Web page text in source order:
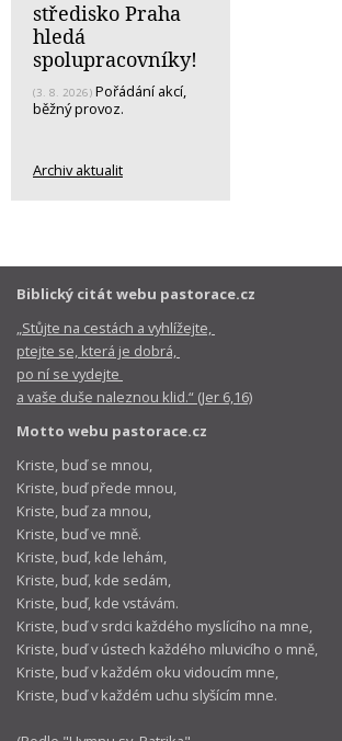
středisko Praha
hledá
spolupracovníky!
(3. 8. 2026) Pořádání akcí,
běžný provoz.
Archiv aktualit
Biblický citát webu pastorace.cz
„Stůjte na cestách a vyhlížejte,
ptejte se, která je dobrá,
po ní se vydejte
a vaše duše naleznou klid.“ (Jer 6,16)
Motto webu pastorace.cz
Kriste, buď se mnou,
Kriste, buď přede mnou,
Kriste, buď za mnou,
Kriste, buď ve mně.
Kriste, buď, kde lehám,
Kriste, buď, kde sedám,
Kriste, buď, kde vstávám.
Kriste, buď v srdci každého myslícího na mne,
Kriste, buď v ústech každého mluvicího o mně,
Kriste, buď v každém oku vidoucím mne,
Kriste, buď v každém uchu slyšícím mne.